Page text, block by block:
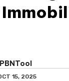
PBNTool
15, 2025